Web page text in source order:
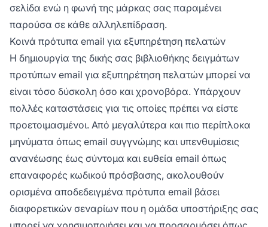
σελίδα ενώ η φωνή της μάρκας σας παραμένει
παρούσα σε κάθε αλληλεπίδραση.
Κοινά πρότυπα email για εξυπηρέτηση πελατών
Η δημιουργία της δικής σας βιβλιοθήκης δειγμάτων
προτύπων email για εξυπηρέτηση πελατών μπορεί να
είναι τόσο δύσκολη όσο και χρονοβόρα. Υπάρχουν
πολλές καταστάσεις για τις οποίες πρέπει να είστε
προετοιμασμένοι. Από μεγαλύτερα και πιο περίπλοκα
μηνύματα όπως email συγγνώμης και υπενθυμίσεις
ανανέωσης έως σύντομα και ευθεία email όπως
επαναφορές κωδικού πρόσβασης, ακολουθούν
ορισμένα αποδεδειγμένα πρότυπα email βάσει
διαφορετικών σεναρίων που η ομάδα υποστήριξης σας